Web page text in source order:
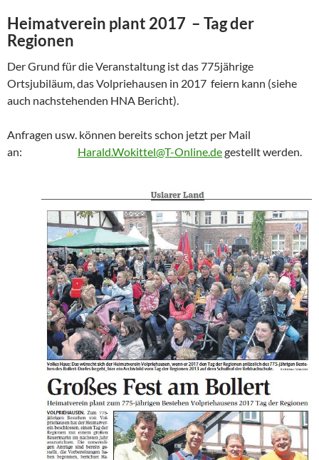
Heimatverein plant 2017 – Tag der
Regionen
Der Grund für die Veranstaltung ist das 775jährige
Ortsjubiläum, das Volpriehausen in 2017 feiern kann (siehe
auch nachstehenden HNA Bericht).
Anfragen usw. können bereits schon jetzt per Mail
an: Harald.Wokittel@T-Online.degestellt werden.